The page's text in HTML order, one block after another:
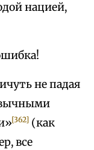
нацией,
не падая
[362] (как
все